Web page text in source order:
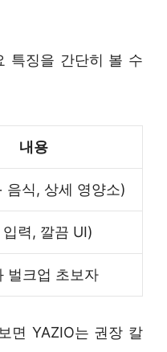
특징을 간단히 볼 수
내용
음식, 상세 영양소)
력, 깔끔 UI)
벌크업 초보자
면 YAZIO는 권장 칼